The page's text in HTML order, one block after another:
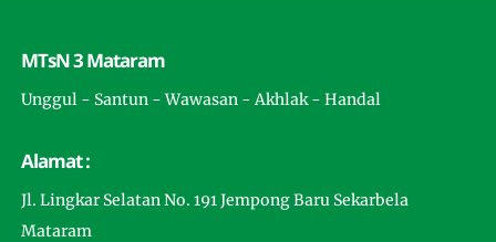
MTsN 3 Mataram
Unggul - Santun - Wawasan - Akhlak - Handal
Alamat :
Jl. Lingkar Selatan No. 191 Jempong Baru Sekarbela
Mataram